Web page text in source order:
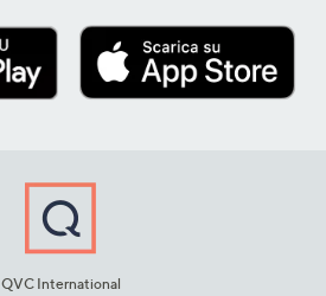
QVC International